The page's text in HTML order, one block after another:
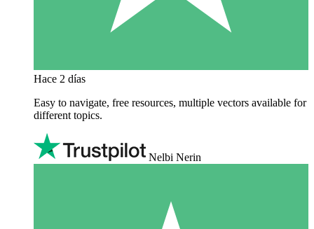
Hace 2 días
Easy to navigate, free resources, multiple vectors available for
different topics.
Nelbi Nerin